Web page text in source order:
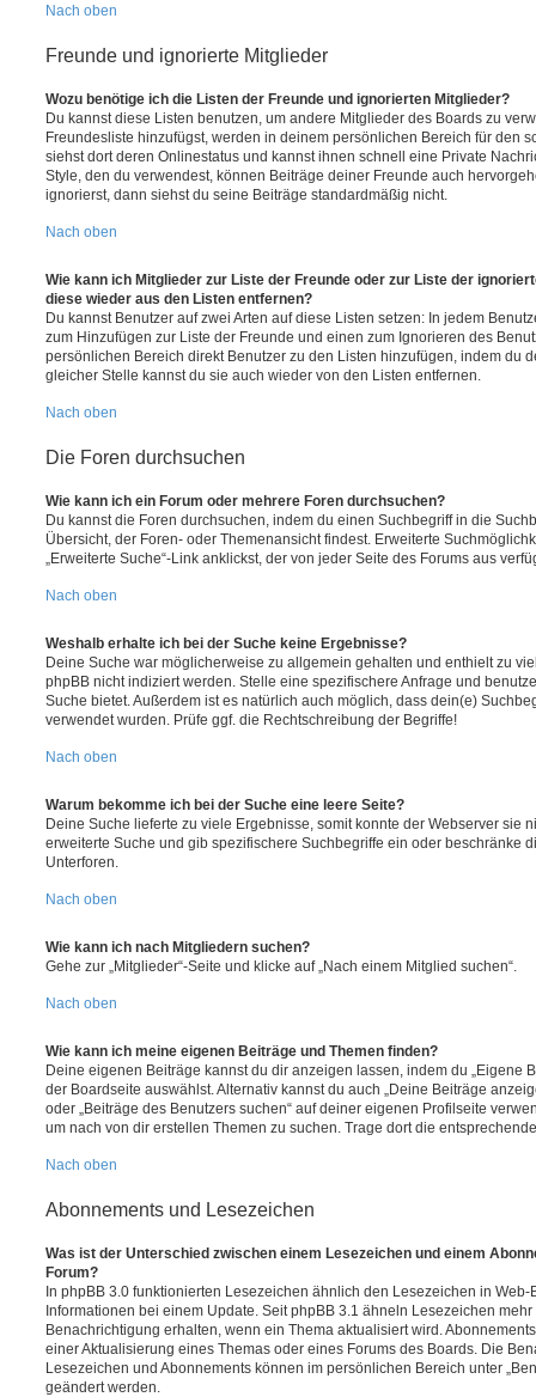
Nach oben
Freunde und ignorierte Mitglieder
Wozu benötige ich die Listen der Freunde und ignorierten Mitglieder?
Du kannst diese Listen benutzen, um andere Mitglieder des Boards zu
Freundesliste hinzufügst, werden in deinem persönlichen Bereich für den
siehst dort deren Onlinestatus und kannst ihnen schnell eine Private
Style, den du verwendest, können Beiträge deiner Freunde auch
ignorierst, dann siehst du seine Beiträge standardmäßig nicht.
Nach oben
Wie kann ich Mitglieder zur Liste der Freunde oder zur Liste der
diese wieder aus den Listen entfernen?
Du kannst Benutzer auf zwei Arten auf diese Listen setzen: In jedem
zum Hinzufügen zur Liste der Freunde und einen zum Ignorieren des
persönlichen Bereich direkt Benutzer zu den Listen hinzufügen, indem du
gleicher Stelle kannst du sie auch wieder von den Listen entfernen.
Nach oben
Die Foren durchsuchen
Wie kann ich ein Forum oder mehrere Foren durchsuchen?
Du kannst die Foren durchsuchen, indem du einen Suchbegriff in die
Übersicht, der Foren- oder Themenansicht findest. Erweiterte
„Erweiterte Suche“-Link anklickst, der von jeder Seite des Forums aus
Nach oben
Weshalb erhalte ich bei der Suche keine Ergebnisse?
Deine Suche war möglicherweise zu allgemein gehalten und enthielt zu
phpBB nicht indiziert werden. Stelle eine spezifischere Anfrage und
Suche bietet. Außerdem ist es natürlich auch möglich, dass dein(e)
verwendet wurden. Prüfe ggf. die Rechtschreibung der Begriffe!
Nach oben
Warum bekomme ich bei der Suche eine leere Seite?
Deine Suche lieferte zu viele Ergebnisse, somit konnte der Webserver sie
erweiterte Suche und gib spezifischere Suchbegriffe ein oder beschränke
Unterforen.
Nach oben
Wie kann ich nach Mitgliedern suchen?
Gehe zur „Mitglieder“-Seite und klicke auf „Nach einem Mitglied suchen“.
Nach oben
Wie kann ich meine eigenen Beiträge und Themen finden?
Deine eigenen Beiträge kannst du dir anzeigen lassen, indem du „Eigene
der Boardseite auswählst. Alternativ kannst du auch „Deine Beiträge
oder „Beiträge des Benutzers suchen“ auf deiner eigenen Profilseite
um nach von dir erstellen Themen zu suchen. Trage dort die
Nach oben
Abonnements und Lesezeichen
Was ist der Unterschied zwischen einem Lesezeichen und einem
Forum?
In phpBB 3.0 funktionierten Lesezeichen ähnlich den Lesezeichen in
Informationen bei einem Update. Seit phpBB 3.1 ähneln Lesezeichen
Benachrichtigung erhalten, wenn ein Thema aktualisiert wird.
einer Aktualisierung eines Themas oder eines Forums des Boards. Die
Lesezeichen und Abonnements können im persönlichen Bereich unter
geändert werden.